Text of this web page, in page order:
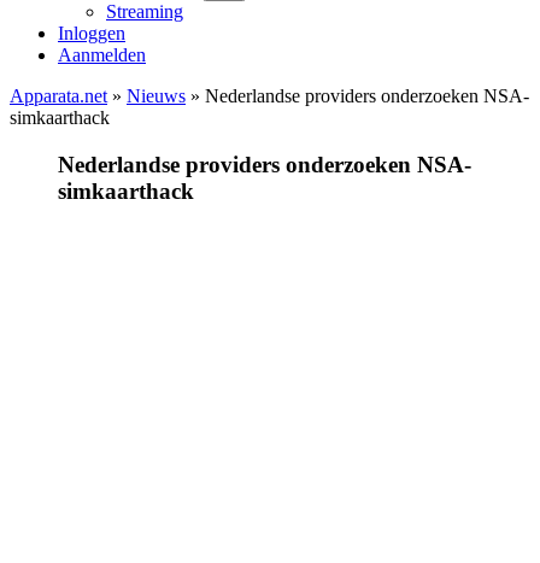
Streaming
Inloggen
Aanmelden
Apparata.net » Nieuws » Nederlandse providers onderzoeken NSA-
simkaarthack
Nederlandse providers onderzoeken NSA-
simkaarthack